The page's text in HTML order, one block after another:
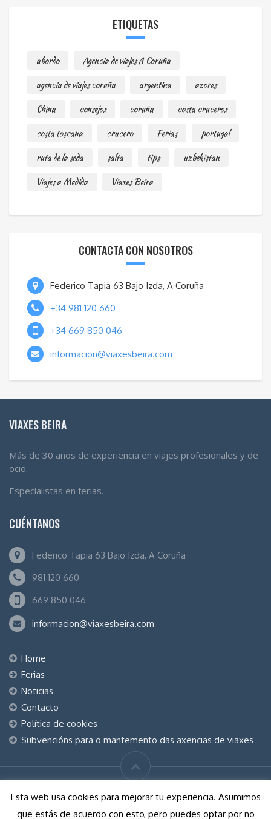
ETIQUETAS
abordo
Agencia de viajes A Coruña
agencia de viajes coruña
argentina
azores
China
consejos coruña
costa cruceros
costa toscana
crucero Ferias
portugal
ruta de la seda
salta tips
uzbekistan
Viajes a Medida
Viaxes Beira
CONTACTA CON NOSOTROS
Federico Tapia 63 Bajo Izda, A Coruña
+34 981 120 660
+34 669 850 046
informacion@viaxesbeira.com
VIAXES BEIRA
Más de 30 años de experiencia en viajes profesionales y de
ocio.
Especialistas en ferias.
CUÉNTANOS
Federico Tapia 63 Bajo Izda, A Coruña
981 120 660
669 850 046
informacion@viaxesbeira.com
Home
Ferias
Noticias
Contacto
Política de cookies
Subvencións para o mantemento das axencias de viaxes
© Viaxes Beira S.L. 2026 Todos los derechos reservados
Esta web usa cookies para mejorar tu experiencia. Asumimos
que estás de acuerdo con esto, pero puedes optar por no